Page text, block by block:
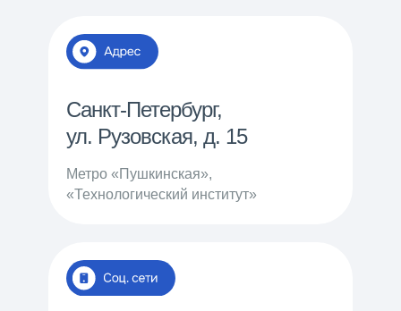
Санкт-Петербург,
ул. Рузовская, д. 15
Метро «Пушкинская»,
«Технологический институт»